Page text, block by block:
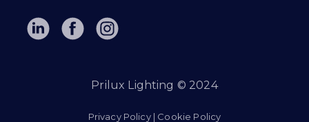
Prilux Lighting © 2024
Privacy Policy| Cookie Policy